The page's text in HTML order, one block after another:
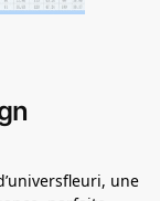
une